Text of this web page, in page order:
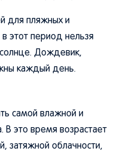
для пляжных и
этот период нельзя
солнце. Дождевик,
каждый день.
самой влажной и
В это время возрастает
затяжной облачности,